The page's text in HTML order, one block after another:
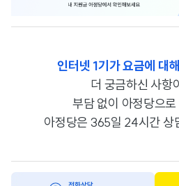
인터넷 1기가 요금에 대
더 궁금하신 사항
부담 없이 아정당으
아정당은 365일 24시간 상